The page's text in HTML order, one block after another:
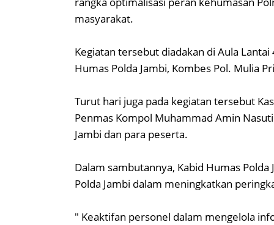
masyarakat.
Kegiatan tersebut diadakan di Aula
Humas Polda Jambi, Kombes Pol. Mulia
Turut hari juga pada kegiatan tersebut
Penmas Kompol Muhammad Amin
Jambi dan para peserta.
Dalam sambutannya, Kabid Humas
Polda Jambi dalam meningkatkan
" Keaktifan personel dalam mengelola